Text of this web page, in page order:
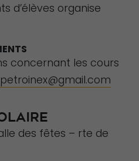
d’élèves organise
concernant les cours
des fêtes – rte de